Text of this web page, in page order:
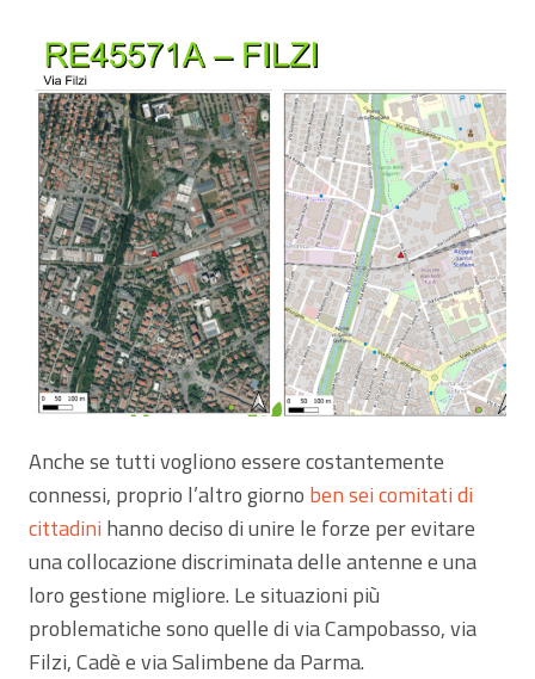
Anche se tutti vogliono essere costantemente
connessi, proprio l’altro giorno ben sei comitati di
cittadini hanno deciso di unire le forze per evitare
una collocazione discriminata delle antenne e una
loro gestione migliore. Le situazioni più
problematiche sono quelle di via Campobasso, via
Filzi, Cadè e via Salimbene da Parma.